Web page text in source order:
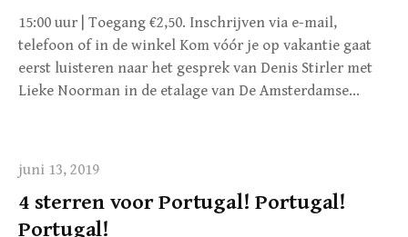
15:00 uur | Toegang €2,50. Inschrijven via e-mail,
telefoon of in de winkel Kom vóór je op vakantie gaat
eerst luisteren naar het gesprek van Denis Stirler met
Lieke Noorman in de etalage van De Amsterdamse…
juni 13, 2019
4 sterren voor Portugal! Portugal!
Portugal!